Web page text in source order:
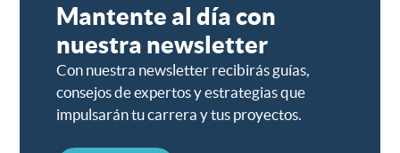
Mantente al día con
nuestra newsletter
Con nuestra newsletter recibirás guías,
consejos de expertos y estrategias que
impulsarán tu carrera y tus proyectos.